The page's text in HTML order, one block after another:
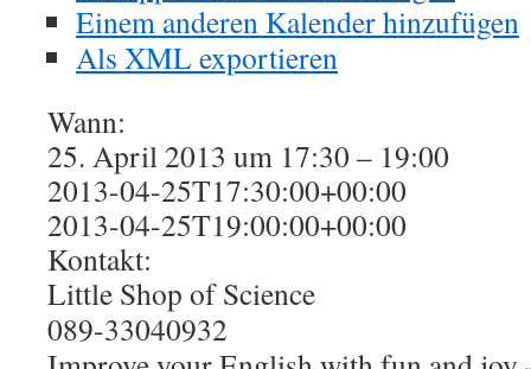
Einem anderen Kalender hinzufügen
Als XML exportieren
Wann:
25. April 2013 um 17:30 – 19:00
2013-04-25T17:30:00+00:00
2013-04-25T19:00:00+00:00
Kontakt:
Little Shop of Science
089-33040932